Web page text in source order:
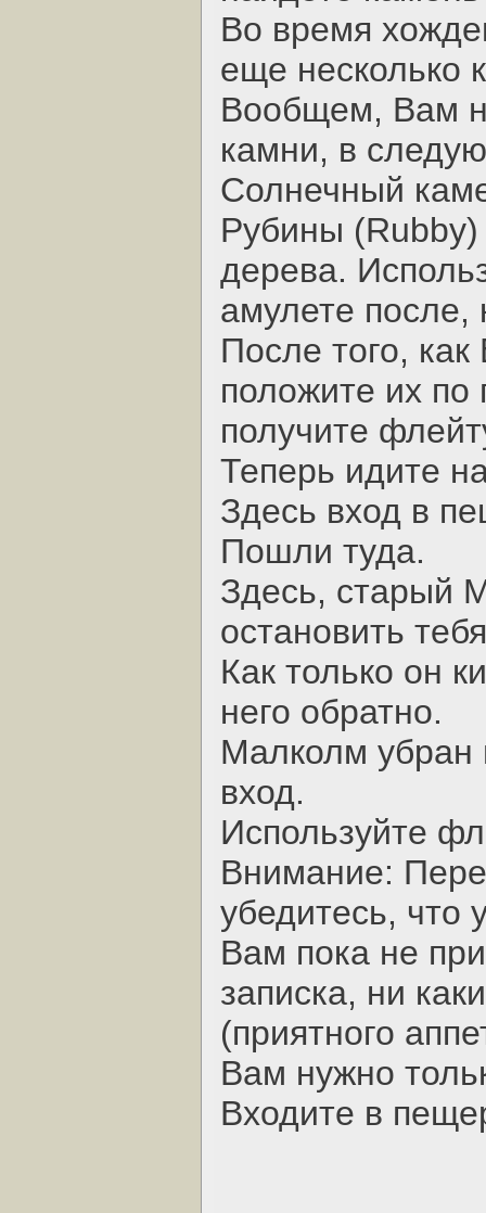
Во время
еще несколько
Вообщем, Вам
камни, в
Солнечный
Рубины
дерева.
амулете после,
После того,
положите их
получите
Теперь идите
Здесь вход в
Пошли туда.
Здесь, старый
остановить
Как только он
него обратно.
Малколм убран
вход.
Используйте
Внимание:
убедитесь, что
Вам пока не
записка, ни
(приятного
Вам нужно
Входите в